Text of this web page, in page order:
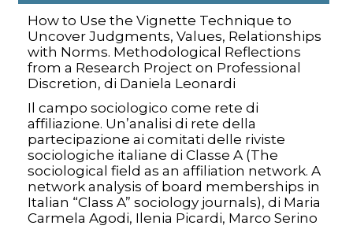
How to Use the Vignette Technique to
Uncover Judgments, Values, Relationships
with Norms. Methodological Reflections
from a Research Project on Professional
Discretion, di Daniela Leonardi
Il campo sociologico come rete di
affiliazione. Un’analisi di rete della
partecipazione ai comitati delle riviste
sociologiche italiane di Classe A (The
sociological field as an affiliation network. A
network analysis of board memberships in
Italian “Class A” sociology journals), di Maria
Carmela Agodi, Ilenia Picardi, Marco Serino